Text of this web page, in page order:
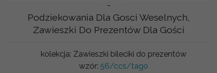
-
Podziekowania Dla Gosci Weselnych,
Zawieszki Do Prezentów Dla Gości
kolekcja: Zawieszki bileciki do prezentów
wzór: 56/ccs/tago